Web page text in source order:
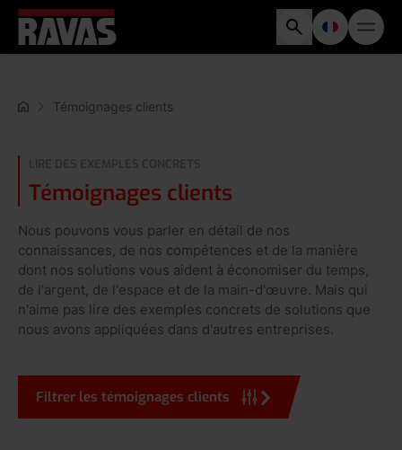
Témoignages clients
Témoignages clients
Nous pouvons vous parler en détail de nos
connaissances, de nos compétences et de la manière
dont nos solutions vous aident à économiser du temps,
de l'argent, de l'espace et de la main-d'œuvre. Mais qui
n'aime pas lire des exemples concrets de solutions que
nous avons appliquées dans d'autres entreprises.
Filtrer les témoignages clients